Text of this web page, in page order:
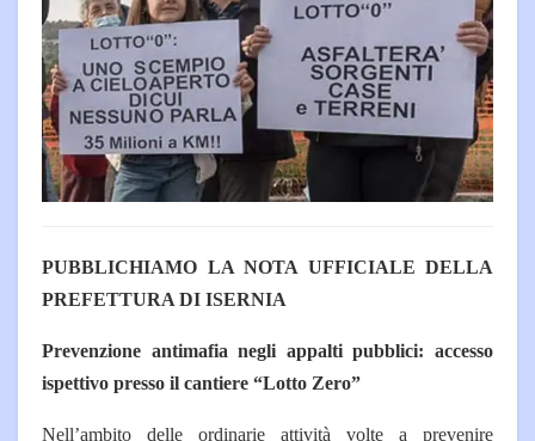
PUBBLICHIAMO LA NOTA UFFICIALE DELLA
PREFETTURA DI ISERNIA
Prevenzione antimafia negli appalti pubblici: accesso
ispettivo presso il cantiere “Lotto Zero”
Nell’ambito delle ordinarie attività volte a prevenire